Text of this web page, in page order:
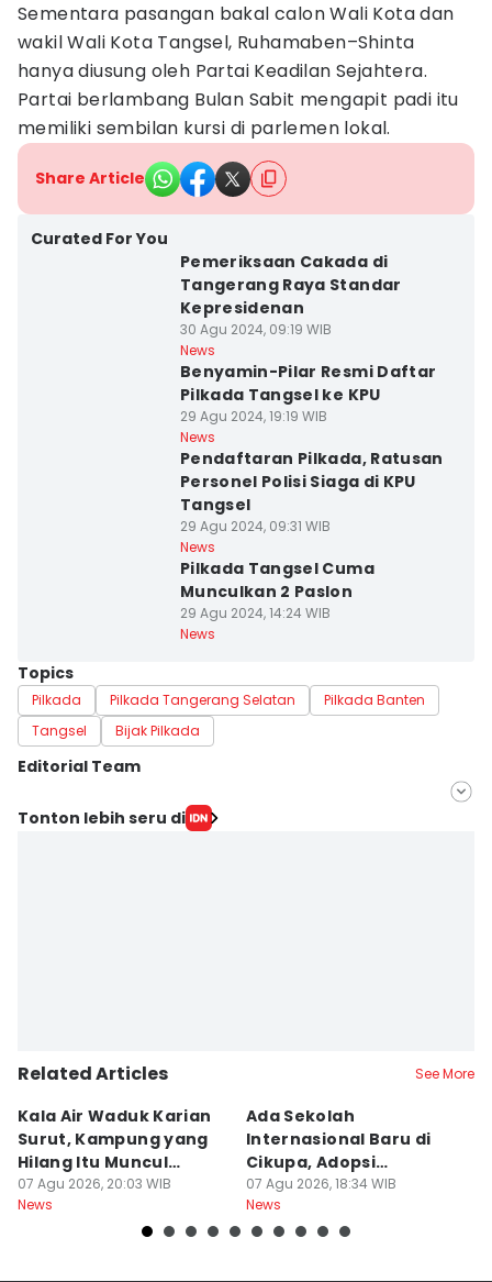
Sementara pasangan bakal calon Wali Kota dan
wakil Wali Kota Tangsel, Ruhamaben–Shinta
hanya diusung oleh Partai Keadilan Sejahtera.
Partai berlambang Bulan Sabit mengapit padi itu
memiliki sembilan kursi di parlemen lokal.
Share Article
Curated For You
Pemeriksaan Cakada di
Tangerang Raya Standar
Kepresidenan
30 Agu 2024, 09:19 WIB
News
Benyamin-Pilar Resmi Daftar
Pilkada Tangsel ke KPU
29 Agu 2024, 19:19 WIB
News
Pendaftaran Pilkada, Ratusan
Personel Polisi Siaga di KPU
Tangsel
29 Agu 2024, 09:31 WIB
News
Pilkada Tangsel Cuma
Munculkan 2 Paslon
29 Agu 2024, 14:24 WIB
News
Topics
Pilkada Pilkada Tangerang Selatan
Pilkada Banten
Tangsel
Bijak Pilkada
Editorial Team
Editor
Tonton lebih seru di
Related Articles See More
Kala Air Waduk Karian
Surut, Kampung yang
Hilang Itu Muncul
Kembali
07 Agu 2026, 20:03 WIB
News
Ada Sekolah
Internasional Baru di
Cikupa, Adopsi
Kurikulum Singapura
07 Agu 2026, 18:34 WIB
News